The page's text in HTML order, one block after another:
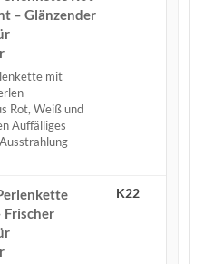
– Glänzender
mit
Rot, Weiß und
Auffälliges
Frischer
K22